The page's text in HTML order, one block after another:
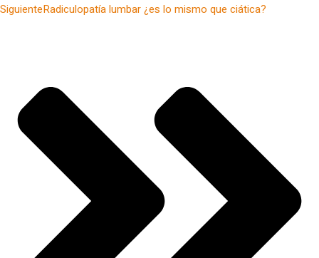
SiguienteRadiculopatía lumbar ¿es lo mismo que ciática?